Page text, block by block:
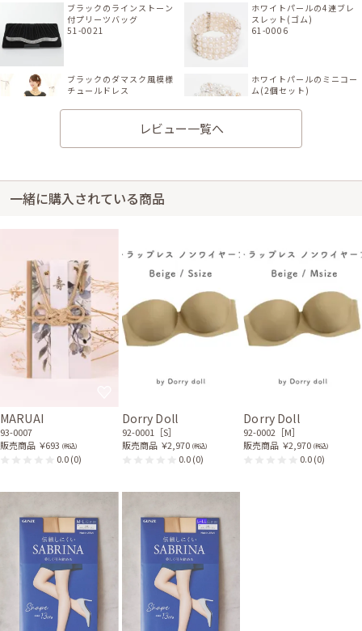
ブラックのラインストーン
付プリーツバッグ
51-0021
ホワイトパールの4連ブレ
スレット(ゴム)
61-0006
ブラックのダマスク風模様
チュールドレス
ホワイトパールのミニコー
ム(2個セット)
身長160cm【Mサイズ(Sサイズよりの)】
2018/09/30 結婚式 (友人として)
とてもかわいく、使いやすかったです。
レンタル/購入した商品
ブラックの後ろリボン半袖
ボレロ
21-0064
ベージュのパールとビジュ
ーのサテンバッグ
レビュー一覧へ
一緒に購入されている商品
MARUAI
93-0007
販売商品 ￥693 (税込)
0.0(0)
Dorry Doll
92-0001［S］
販売商品 ￥2,970 (税込)
0.0(0)
Dorry Doll
92-0002［M］
販売商品 ￥2,970 (税込)
0.0(0)